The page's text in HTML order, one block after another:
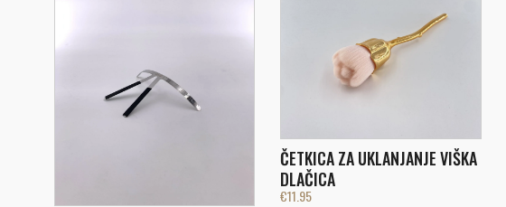
ČETKICA ZA UKLANJANJE VIŠKA
DLAČICA
€11.95